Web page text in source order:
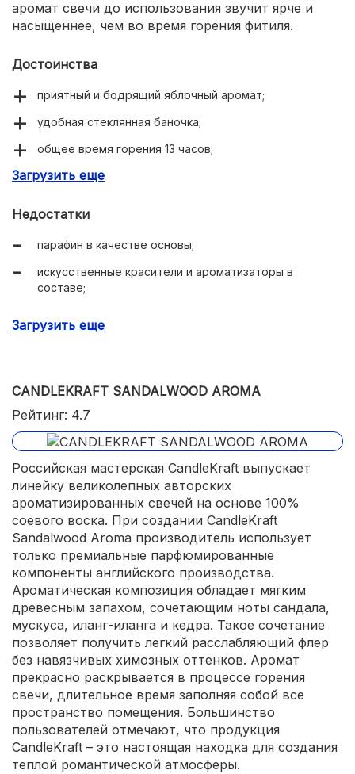
аромат свечи до использования звучит ярче и
насыщеннее, чем во время горения фитиля.
Достоинства
приятный и бодрящий яблочный аромат;
удобная стеклянная баночка;
общее время горения 13 часов;
отечественный производитель;
Загрузить еще
Недостатки
парафин в качестве основы;
искусственные красители и ароматизаторы в
составе;
Загрузить еще
CANDLEKRAFT SANDALWOOD AROMA
Рейтинг: 4.7
Российская мастерская CandleKraft выпускает
линейку великолепных авторских
ароматизированных свечей на основе 100%
соевого воска. При создании CandleKraft
Sandalwood Aroma производитель использует
только премиальные парфюмированные
компоненты английского производства.
Ароматическая композиция обладает мягким
древесным запахом, сочетающим ноты сандала,
мускуса, иланг-иланга и кедра. Такое сочетание
позволяет получить легкий расслабляющий флер
без навязчивых химозных оттенков. Аромат
прекрасно раскрывается в процессе горения
свечи, длительное время заполняя собой все
пространство помещения. Большинство
пользователей отмечают, что продукция
CandleKraft – это настоящая находка для создания
теплой романтической атмосферы.